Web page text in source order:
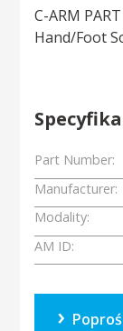
C-ARM
Hand/Foot
Part Number:
Manufacturer:
Modality:
AM ID: